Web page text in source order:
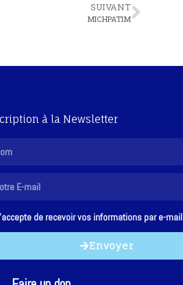
SUIVANT
MICHPATIM
à la Newsletter
de recevoir vos informations par e-mail
Envoyer